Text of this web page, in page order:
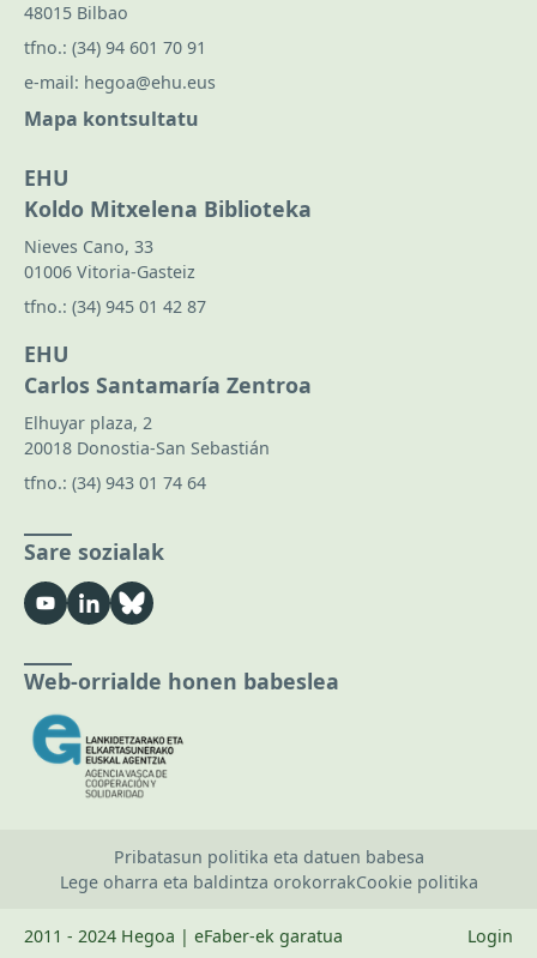
48015 Bilbao
tfno.: (34) 94 601 70 91
e-mail: hegoa@ehu.eus
Mapa kontsultatu
EHU
Koldo Mitxelena Biblioteka
Nieves Cano, 33
01006 Vitoria-Gasteiz
tfno.: (34) 945 01 42 87
EHU
Carlos Santamaría Zentroa
Elhuyar plaza, 2
20018 Donostia-San Sebastián
tfno.: (34) 943 01 74 64
Sare sozialak
Web-orrialde honen babeslea
Pribatasun politika eta datuen babesa
Lege oharra eta baldintza orokorrakCookie politika
2011 - 2024 Hegoa | eFaber-ek garatua Login